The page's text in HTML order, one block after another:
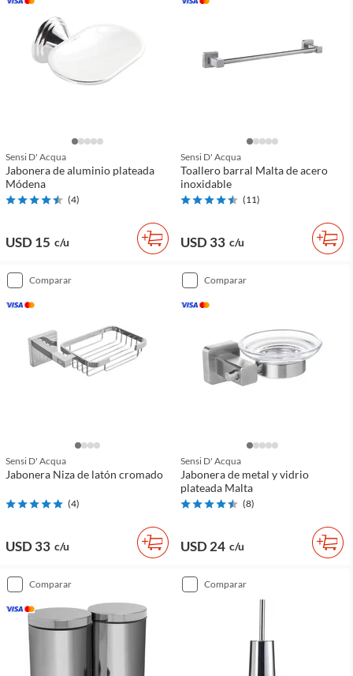
Sensi D' Acqua
Jabonera de aluminio plateada
Módena
(4)
USD 15 c/u
Sensi D' Acqua
Toallero barral Malta de acero
inoxidable
(11)
USD 33 c/u
comparar
Sensi D' Acqua
Jabonera Niza de latón cromado
(4)
USD 33 c/u
comparar
Sensi D' Acqua
Jabonera de metal y vidrio
plateada Malta
(8)
USD 24 c/u
comparar comparar